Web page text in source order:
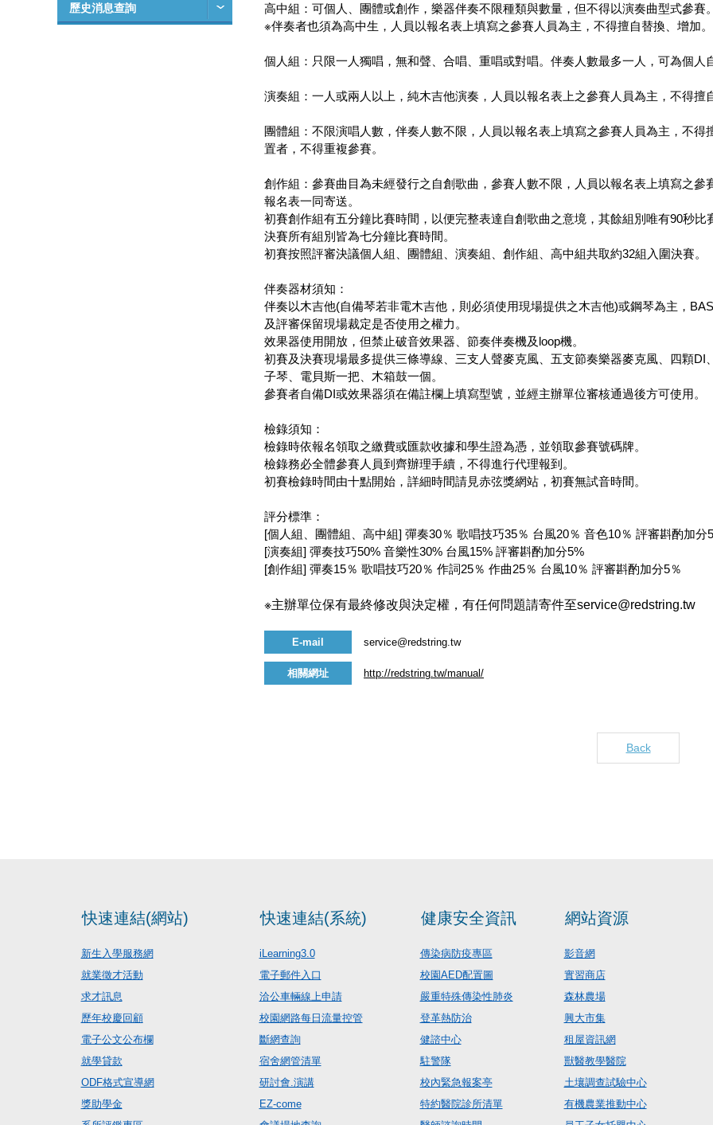
歷史消息查詢
高中組：可個人、團體或創作，樂器伴奏不限種類與數量，但不得以演奏曲型式參賽
※伴奏者也須為高中生，人員以報名表上填寫之參賽人員為主，不得擅自替換、增加
個人組：只限一人獨唱，無和聲、合唱、重唱或對唱。伴奏人數最多一人，可為個
演奏組：一人或兩人以上，純木吉他演奏，人員以報名表上之參賽人員為主，不得擅
團體組：不限演唱人數，伴奏人數不限，人員以報名表上填寫之參賽人員為主，不
置者，不得重複參賽。
創作組：參賽曲目為未經發行之自創歌曲，參賽人數不限，人員以報名表上填寫之
報名表一同寄送。
初賽創作組有五分鐘比賽時間，以便完整表達自創歌曲之意境，其餘組別唯有90秒比
決賽所有組別皆為七分鐘比賽時間。
初賽按照評審決議個人組、團體組、演奏組、創作組、高中組共取約32組入圍決賽。
伴奏器材須知：
伴奏以木吉他(自備琴若非電木吉他，則必須使用現場提供之木吉他)或鋼琴為主，
及評審保留現場裁定是否使用之權力。
效果器使用開放，但禁止破音效果器、節奏伴奏機及loop機。
初賽及決賽現場最多提供三條導線、三支人聲麥克風、五支節奏樂器麥克風、四顆
子琴、電貝斯一把、木箱鼓一個。
參賽者自備DI或效果器須在備註欄上填寫型號，並經主辦單位審核通過後方可使用。
檢錄須知：
檢錄時依報名領取之繳費或匯款收據和學生證為憑，並領取參賽號碼牌。
檢錄務必全體參賽人員到齊辦理手續，不得進行代理報到。
初賽檢錄時間由十點開始，詳細時間請見赤弦獎網站，初賽無試音時間。
評分標準：
[個人組、團體組、高中組] 彈奏30％ 歌唱技巧35％ 台風20％ 音色10％ 評審斟酌加分
[演奏組] 彈奏技巧50% 音樂性30% 台風15% 評審斟酌加分5%
[創作組] 彈奏15％ 歌唱技巧20％ 作詞25％ 作曲25％ 台風10％ 評審斟酌加分5％
※主辦單位保有最終修改與決定權，有任何問題請寄件至service@redstring.tw
E-mail service@redstring.tw
相關網址 http://redstring.tw/manual/
Back
快速連結(網站)
新生入學服務網
就業徵才活動
求才訊息
歷年校慶回顧
電子公文公布欄
就學貸款
ODF格式宣導網
獎助學金
快速連結(系統)
iLearning3.0
電子郵件入口
洽公車輛線上申請
校園網路每日流量控管
斷網查詢
宿舍網管清單
研討會.演講
EZ-come
健康安全資訊
傳染病防疫專區
校園AED配置圖
嚴重特殊傳染性肺炎
登革熱防治
健諮中心
駐警隊
校內緊急報案亭
特約醫院診所清單
網站資源
影音網
實習商店
森林農場
興大市集
租屋資訊網
獸醫教學醫院
土壤調查試驗中心
有機農業推動中心